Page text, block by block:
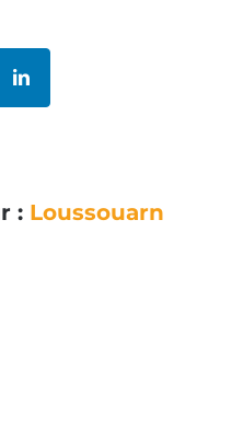
LinkedIn
: Loussouarn